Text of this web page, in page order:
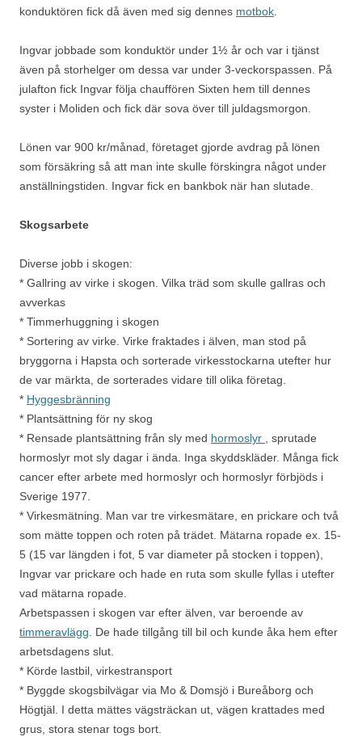
konduktören fick då även med sig dennes motbok.
Ingvar jobbade som konduktör under 1½ år och var i tjänst
även på storhelger om dessa var under 3-veckorspassen. På
julafton fick Ingvar följa chauffören Sixten hem till dennes
syster i Moliden och fick där sova över till juldagsmorgon.
Lönen var 900 kr/månad, företaget gjorde avdrag på lönen
som försäkring så att man inte skulle förskingra något under
anställningstiden. Ingvar fick en bankbok när han slutade.
Skogsarbete
Diverse jobb i skogen:
* Gallring av virke i skogen. Vilka träd som skulle gallras och
avverkas
* Timmerhuggning i skogen
* Sortering av virke. Virke fraktades i älven, man stod på
bryggorna i Hapsta och sorterade virkesstockarna utefter hur
de var märkta, de sorterades vidare till olika företag.
* Hyggesbränning
* Plantsättning för ny skog
* Rensade plantsättning från sly med hormoslyr , sprutade
hormoslyr mot sly dagar i ända. Inga skyddskläder. Många fick
cancer efter arbete med hormoslyr och hormoslyr förbjöds i
Sverige 1977.
* Virkesmätning. Man var tre virkesmätare, en prickare och två
som mätte toppen och roten på trädet. Mätarna ropade ex. 15-
5 (15 var längden i fot, 5 var diameter på stocken i toppen),
Ingvar var prickare och hade en ruta som skulle fyllas i utefter
vad mätarna ropade.
Arbetspassen i skogen var efter älven, var beroende av
timmeravlägg. De hade tillgång till bil och kunde åka hem efter
arbetsdagens slut.
* Körde lastbil, virkestransport
* Byggde skogsbilvägar via Mo & Domsjö i Bureåborg och
Högtjäl. I detta mättes vägsträckan ut, vägen krattades med
grus, stora stenar togs bort.